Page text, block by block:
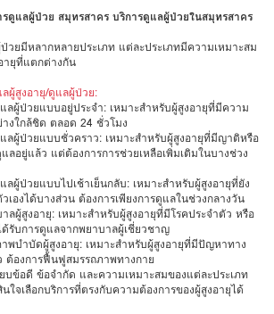
ดูแลผู้ป่วย สมุทรสาคร บริการดูแลผู้ป่วยในสมุทรสาคร
วยมีหลากหลายประเภท แต่ละประเภทมีความเหมาะสม
ายุที่แตกต่างกัน
ผู้สูงอายุ/ดูแลผู้ป่วย:
ลผู้ป่วยแบบอยู่ประจำ: เหมาะสำหรับผู้สูงอายุที่มีความ
งใกล้ชิด ตลอด 24 ชั่วโมง
ลผู้ป่วยแบบชั่วคราว: เหมาะสำหรับผู้สูงอายุที่มีญาติหรือ
อยู่แล้ว แต่ต้องการการช่วยเหลือเพิ่มเติมในบางช่วง
ลผู้ป่วยแบบไปเช้าเย็นกลับ: เหมาะสำหรับผู้สูงอายุที่ยัง
เองได้บางส่วน ต้องการเพียงการดูแลในช่วงกลางวัน
ลผู้สูงอายุ: เหมาะสำหรับผู้สูงอายุที่มีโรคประจำตัว หรือ
รับการดูแลจากพยาบาลผู้เชี่ยวชาญ
าพบำบัดผู้สูงอายุ: เหมาะสำหรับผู้สูงอายุที่มีปัญหาทาง
ต้องการฟื้นฟูสมรรถภาพทางกาย
บข้อดี ข้อจำกัด และความเหมาะสมของแต่ละประเภท
ใจเลือกบริการที่ตรงกับความต้องการของผู้สูงอายุได้